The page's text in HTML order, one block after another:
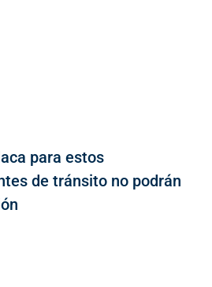
para estos
de tránsito no podrán